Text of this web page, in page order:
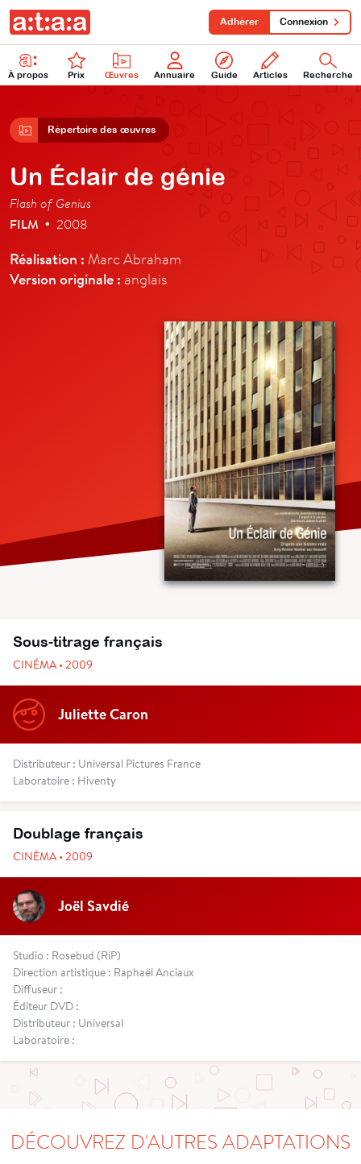
À propos Prix Œuvres Annuaire Guide Articles Recherche
Adhérer Connexion
Répertoire des œuvres
Un Éclair de génie
Flash of Genius
FILM • 2008
Réalisation : Marc Abraham
Version originale : anglais
Sous-titrage français
CINÉMA • 2009
Juliette Caron
Distributeur : Universal Pictures France
Laboratoire : Hiventy
Doublage français
CINÉMA • 2009
Joël Savdié
Studio : Rosebud (RiP)
Direction artistique : Raphaël Anciaux
Diffuseur :
Éditeur DVD :
Distributeur : Universal
Laboratoire :
DÉCOUVREZ D'AUTRES ADAPTATIONS